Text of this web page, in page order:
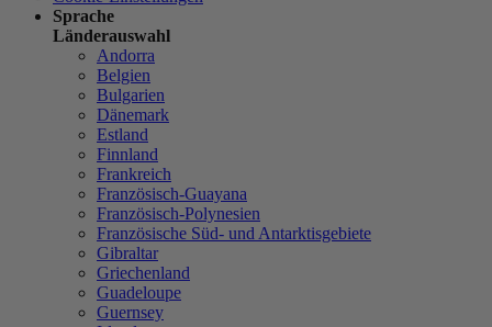
Sprache
Länderauswahl
Andorra
Belgien
Bulgarien
Dänemark
Estland
Finnland
Frankreich
Französisch-Guayana
Französisch-Polynesien
Französische Süd- und Antarktisgebiete
Gibraltar
Griechenland
Guadeloupe
Guernsey